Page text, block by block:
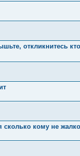
откликнитесь
сколько кому не